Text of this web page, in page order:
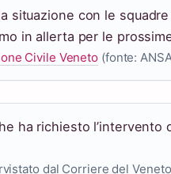
situazione con le
in allerta per le
Civile Veneto (fonte:
ha richiesto l’intervento
dal Corriere del Veneto